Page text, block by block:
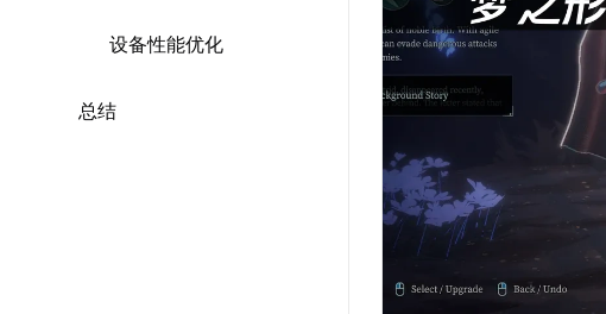
设备性能优化
总结